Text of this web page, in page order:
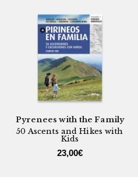
Pyrenees with the Family
50 Ascents and Hikes with
Kids
23,00€